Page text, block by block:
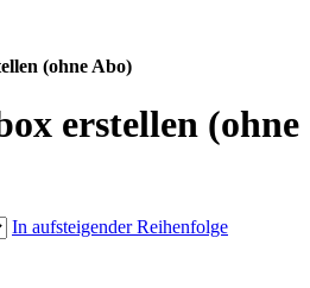
(ohne Abo)
erstellen (ohne
In aufsteigender Reihenfolge